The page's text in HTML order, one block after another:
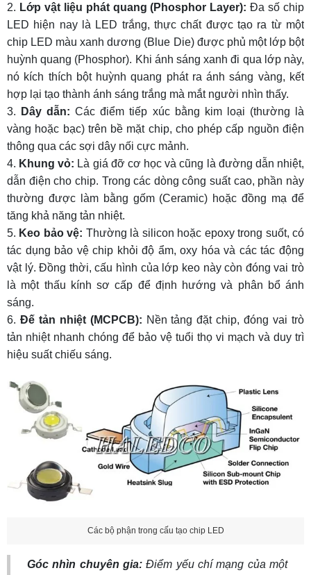
Câu 2: Chip LED siêu sáng có khác gì chip LED
thông thường không?
Câu 3: Chip LED Samsung có tốt không?
Câu 4: Chip led 5054 là gì?
Câu 5: Chip led 2835 là gì?
Câu 6: Chip led 5730 là gì?
Câu 7: Chip led Osram là gì?
Câu 8: Chip led 3030 là gì?
Câu 9: Chip led 5050 là gì?
Câu 10: Chip led dây là gì?
Lớp vật liệu phát quang (Phosphor Layer): Đa số chip
LED hiện nay là LED trắng, thực chất được tạo ra từ một
chip LED màu xanh dương (Blue Die) được phủ một lớp bột
huỳnh quang (Phosphor). Khi ánh sáng xanh đi qua lớp này,
nó kích thích bột huỳnh quang phát ra ánh sáng vàng, kết
hợp lại tạo thành ánh sáng trắng mà mắt người nhìn thấy.
Dây dẫn: Các điểm tiếp xúc bằng kim loại (thường là
vàng hoặc bạc) trên bề mặt chip, cho phép cấp nguồn điện
thông qua các sợi dây nối cực mảnh.
Khung vỏ: Là giá đỡ cơ học và cũng là đường dẫn nhiệt,
dẫn điện cho chip. Trong các dòng công suất cao, phần này
thường được làm bằng gốm (Ceramic) hoặc đồng mạ để
tăng khả năng tản nhiệt.
Keo bảo vệ: Thường là silicon hoặc epoxy trong suốt, có
tác dụng bảo vệ chip khỏi độ ẩm, oxy hóa và các tác động
vật lý. Đồng thời, cấu hình của lớp keo này còn đóng vai trò
là một thấu kính sơ cấp để định hướng và phân bổ ánh
sáng.
Đế tản nhiệt (MCPCB): Nền tảng đặt chip, đóng vai trò
tản nhiệt nhanh chóng để bảo vệ tuổi thọ vi mạch và duy trì
hiệu suất chiếu sáng.
Các bộ phận trong cấu tạo chip LED
Góc nhìn chuyên gia: Điểm yếu chí mạng của một